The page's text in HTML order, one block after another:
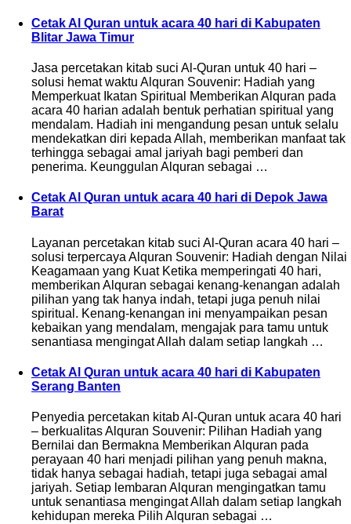
Cetak Al Quran untuk acara 40 hari di Kabupaten
Blitar Jawa Timur
Jasa percetakan kitab suci Al-Quran untuk 40 hari –
solusi hemat waktu Alquran Souvenir: Hadiah yang
Memperkuat Ikatan Spiritual Memberikan Alquran pada
acara 40 harian adalah bentuk perhatian spiritual yang
mendalam. Hadiah ini mengandung pesan untuk selalu
mendekatkan diri kepada Allah, memberikan manfaat tak
terhingga sebagai amal jariyah bagi pemberi dan
penerima. Keunggulan Alquran sebagai …
Cetak Al Quran untuk acara 40 hari di Depok Jawa
Barat
Layanan percetakan kitab suci Al-Quran acara 40 hari –
solusi terpercaya Alquran Souvenir: Hadiah dengan Nilai
Keagamaan yang Kuat Ketika memperingati 40 hari,
memberikan Alquran sebagai kenang-kenangan adalah
pilihan yang tak hanya indah, tetapi juga penuh nilai
spiritual. Kenang-kenangan ini menyampaikan pesan
kebaikan yang mendalam, mengajak para tamu untuk
senantiasa mengingat Allah dalam setiap langkah …
Cetak Al Quran untuk acara 40 hari di Kabupaten
Serang Banten
Penyedia percetakan kitab Al-Quran untuk acara 40 hari
– berkualitas Alquran Souvenir: Pilihan Hadiah yang
Bernilai dan Bermakna Memberikan Alquran pada
perayaan 40 hari menjadi pilihan yang penuh makna,
tidak hanya sebagai hadiah, tetapi juga sebagai amal
jariyah. Setiap lembaran Alquran mengingatkan tamu
untuk senantiasa mengingat Allah dalam setiap langkah
kehidupan mereka Pilih Alquran sebagai …